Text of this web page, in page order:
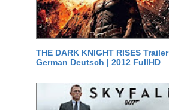
THE DARK KNIGHT RISES Trailer
German Deutsch | 2012 FullHD